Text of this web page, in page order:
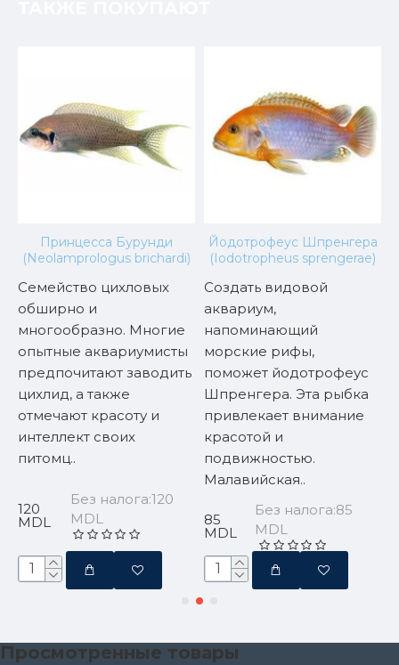
Принцесса Бурунди
(Neolamprologus brichardi)
Семейство цихловых
обширно и
многообразно. Многие
опытные аквариумисты
предпочитают заводить
цихлид, а также
отмечают красоту и
интеллект своих
питомц..
120
MDL
Без налога:120
MDL
Йодотрофеус Шпренгера
(Iodotropheus sprengerae)
Создать видовой
аквариум,
напоминающий
морские рифы,
поможет йодотрофеус
Шпренгера. Эта рыбка
привлекает внимание
красотой и
подвижностью.
Малавийская..
85
MDL
Без налога:85
MDL
Просмотренные товары